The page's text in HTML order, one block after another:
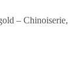
– Chinoiserie,